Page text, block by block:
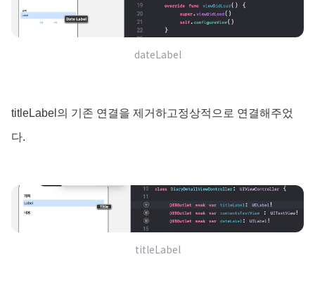
dateLabel
titleLabel의 기존 연결을 제거하고정상적으로 연결해주었
다.
titleLabel